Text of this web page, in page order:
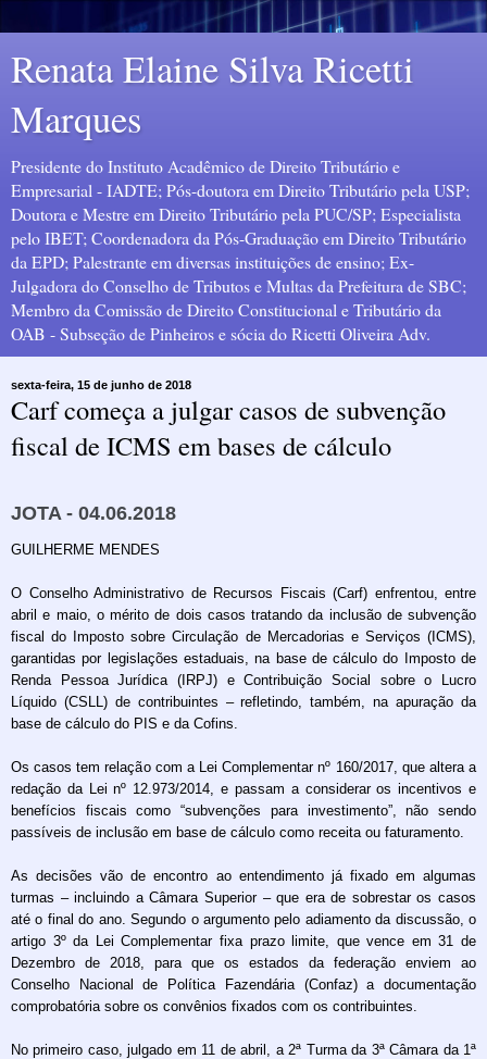
Renata Elaine Silva Ricetti
Marques
Presidente do Instituto Acadêmico de Direito Tributário e
Empresarial - IADTE; Pós-doutora em Direito Tributário pela USP;
Doutora e Mestre em Direito Tributário pela PUC/SP; Especialista
pelo IBET; Coordenadora da Pós-Graduação em Direito Tributário
da EPD; Palestrante em diversas instituições de ensino; Ex-
Julgadora do Conselho de Tributos e Multas da Prefeitura de SBC;
Membro da Comissão de Direito Constitucional e Tributário da
OAB - Subseção de Pinheiros e sócia do Ricetti Oliveira Adv.
sexta-feira, 15 de junho de 2018
Carf começa a julgar casos de subvenção
fiscal de ICMS em bases de cálculo
JOTA - 04.06.2018
GUILHERME MENDES
O Conselho Administrativo de Recursos Fiscais (Carf) enfrentou, entre
abril e maio, o mérito de dois casos tratando da inclusão de subvenção
fiscal do Imposto sobre Circulação de Mercadorias e Serviços (ICMS),
garantidas por legislações estaduais, na base de cálculo do Imposto de
Renda Pessoa Jurídica (IRPJ) e Contribuição Social sobre o Lucro
Líquido (CSLL) de contribuintes – refletindo, também, na apuração da
base de cálculo do PIS e da Cofins.
Os casos tem relação com a Lei Complementar nº 160/2017, que altera a
redação da Lei nº 12.973/2014, e passam a considerar os incentivos e
benefícios fiscais como “subvenções para investimento”, não sendo
passíveis de inclusão em base de cálculo como receita ou faturamento.
As decisões vão de encontro ao entendimento já fixado em algumas
turmas – incluindo a Câmara Superior – que era de sobrestar os casos
até o final do ano. Segundo o argumento pelo adiamento da discussão, o
artigo 3º da Lei Complementar fixa prazo limite, que vence em 31 de
Dezembro de 2018, para que os estados da federação enviem ao
Conselho Nacional de Política Fazendária (Confaz) a documentação
comprobatória sobre os convênios fixados com os contribuintes.
No primeiro caso, julgado em 11 de abril, a 2ª Turma da 3ª Câmara da 1ª